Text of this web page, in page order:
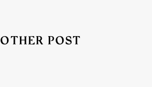
OTHER POST